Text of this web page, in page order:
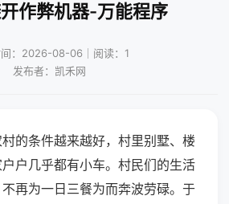
作弊机器-万能程序
间：2026-08-06｜阅读：1
发布者：凯禾网
的条件越来越好，村里别墅、楼
户几乎都有小车。村民们的生活
再为一日三餐为而奔波劳碌。于